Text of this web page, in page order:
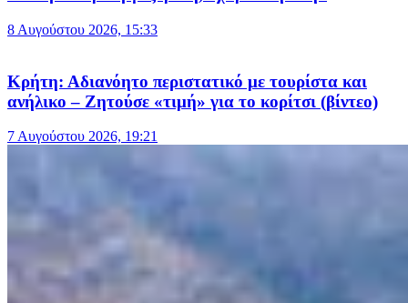
8 Αυγούστου 2026, 15:33
Κρήτη: Αδιανόητο περιστατικό με τουρίστα και
ανήλικο – Ζητούσε «τιμή» για το κορίτσι (βίντεο)
7 Αυγούστου 2026, 19:21